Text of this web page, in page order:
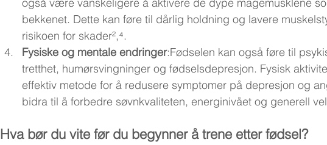
også være vanskeligere å aktivere de dype magemusklene
bekkenet. Dette kan føre til dårlig holdning og lavere
risikoen for skader²,⁴.
Fysiske og mentale endringer:Fødselen kan også føre til
tretthet, humørsvingninger og fødselsdepresjon. Fysisk
effektiv metode for å redusere symptomer på depresjon og
bidra til å forbedre søvnkvaliteten, energinivået og generell
Hva bør du vite før du begynner å trene etter fødsel?